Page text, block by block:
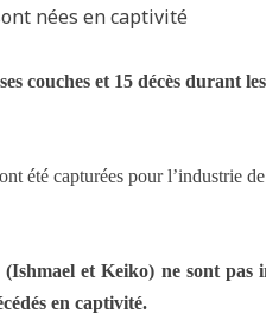
nées en captivité
couches et 15 décès durant
été capturées pour l’industrie
et Keiko) ne sont pas
en captivité.